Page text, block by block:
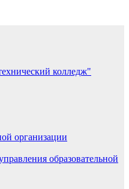
организации
образовательной